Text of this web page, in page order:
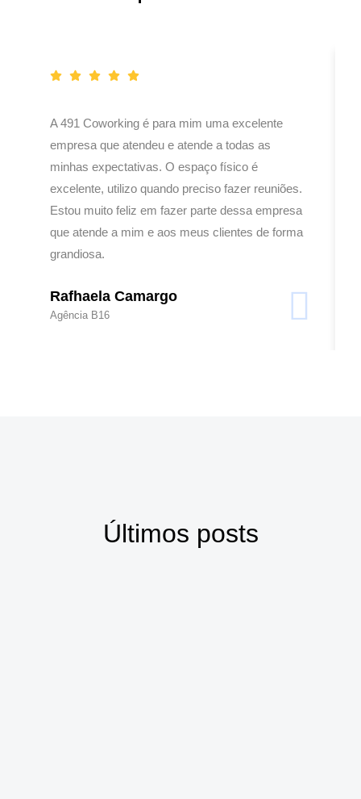
A 491 Coworking é para mim uma excelente
empresa que atendeu e atende a todas as
minhas expectativas. O espaço físico é
excelente, utilizo quando preciso fazer reuniões.
Estou muito feliz em fazer parte dessa empresa
que atende a mim e aos meus clientes de forma
grandiosa.
Rafhaela Camargo
Agência B16
Últimos posts